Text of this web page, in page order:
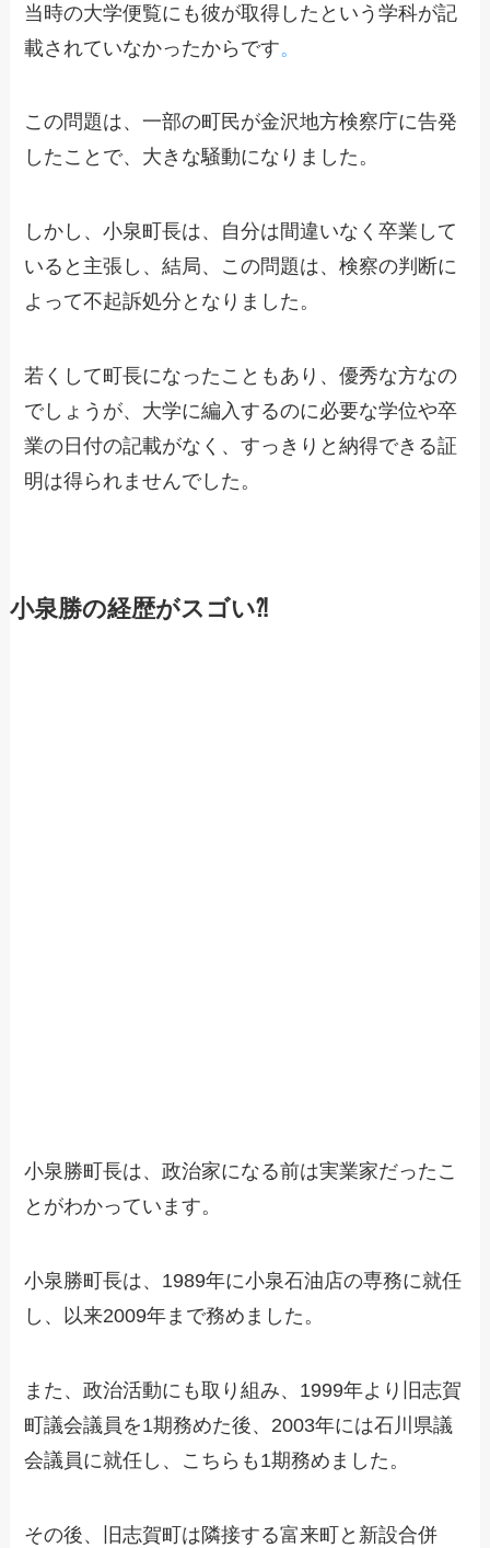
当時の大学便覧にも彼が取得したという学科が記
載されていなかったからです。
この問題は、一部の町民が金沢地方検察庁に告発
したことで、大きな騒動になりました。
しかし、小泉町長は、自分は間違いなく卒業して
いると主張し、結局、この問題は、検察の判断に
よって不起訴処分となりました。
若くして町長になったこともあり、優秀な方なの
でしょうが、大学に編入するのに必要な学位や卒
業の日付の記載がなく、すっきりと納得できる証
明は得られませんでした。
小泉勝の経歴がスゴい⁈
小泉勝町長は、政治家になる前は実業家だったこ
とがわかっています。
小泉勝町長は、1989年に小泉石油店の専務に就任
し、以来2009年まで務めました。
また、政治活動にも取り組み、1999年より旧志賀
町議会議員を1期務めた後、2003年には石川県議
会議員に就任し、こちらも1期務めました。
その後、旧志賀町は隣接する富来町と新設合併